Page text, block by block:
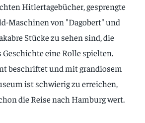
Hitlertagebücher, gesprengte
Maschinen von "Dagobert" und
Stücke zu sehen sind, die
eine Rolle spielten.
beschriftet und mit grandiosem
ist schwierig zu erreichen,
die Reise nach Hamburg wert.